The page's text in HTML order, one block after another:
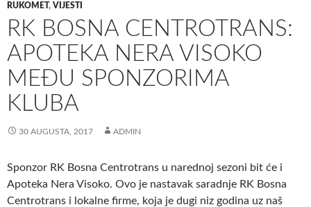
RUKOMET, VIJESTI
RK BOSNA CENTROTRANS:
APOTEKA NERA VISOKO
MEĐU SPONZORIMA
KLUBA
30 AUGUSTA, 2017 ADMIN
Sponzor RK Bosna Centrotrans u narednoj sezoni bit će i
Apoteka Nera Visoko. Ovo je nastavak saradnje RK Bosna
Centrotrans i lokalne firme, koja je dugi niz godina uz naš